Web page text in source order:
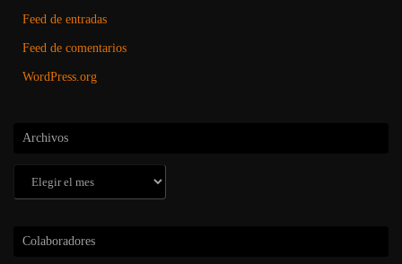
Feed de entradas
Feed de comentarios
WordPress.org
Archivos
Colaboradores